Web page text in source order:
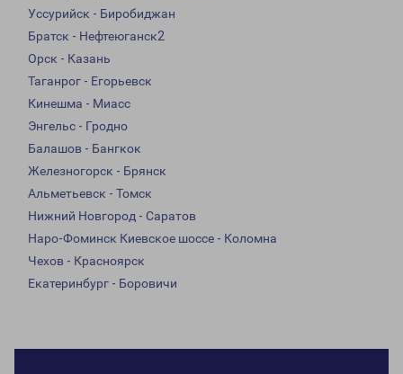
Уссурийск - Биробиджан
Братск - Нефтеюганск2
Орск - Казань
Таганрог - Егорьевск
Кинешма - Миасс
Энгельс - Гродно
Балашов - Бангкок
Железногорск - Брянск
Альметьевск - Томск
Нижний Новгород - Саратов
Наро-Фоминск Киевское шоссе - Коломна
Чехов - Красноярск
Екатеринбург - Боровичи